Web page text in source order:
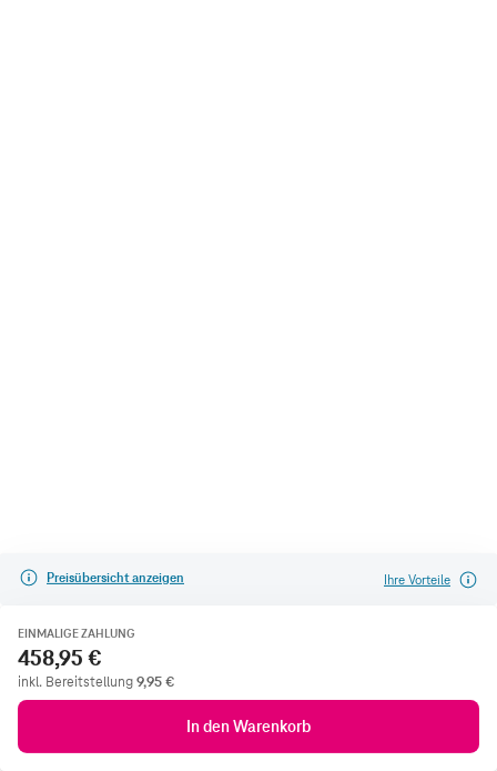
Preisübersicht anzeigen Ihre Vorteile
EINMALIGE ZAHLUNG
458,95 €
inkl. Bereitstellung9,95€
In den Warenkorb